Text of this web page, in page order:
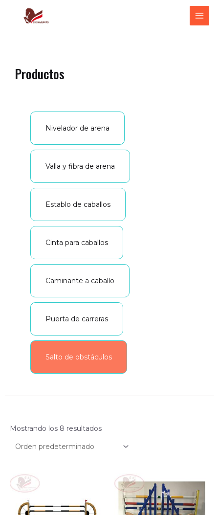
Productos
Nivelador de arena
Valla y fibra de arena
Establo de caballos
Cinta para caballos
Caminante a caballo
Puerta de carreras
Salto de obstáculos
Mostrando los 8 resultados